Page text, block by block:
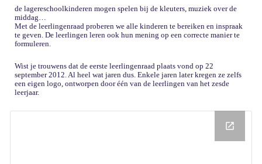
de lagereschoolkinderen mogen spelen bij de kleuters, muziek over de
middag…
Met de leerlingenraad proberen we alle kinderen te bereiken en inspraak
te geven. De leerlingen leren ook hun mening op een correcte manier te
formuleren.
Wist je trouwens dat de eerste leerlingenraad plaats vond op 22
september 2012. Al heel wat jaren dus. Enkele jaren later kregen ze zelfs
een eigen logo, ontworpen door één van de leerlingen van het zesde
leerjaar.